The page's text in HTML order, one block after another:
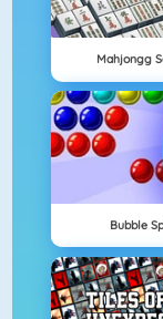
Mahjongg
Bubble